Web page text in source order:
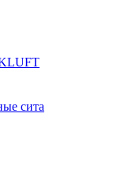
сита